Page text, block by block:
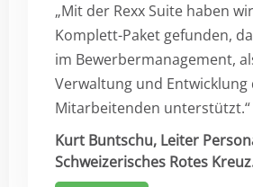
„Mit der Rexx Suite haben
Komplett-Paket gefunden,
im Bewerbermanagement,
Verwaltung und Entwicklung
Mitarbeitenden unterstützt.“
Kurt Buntschu, Leiter
Schweizerisches Rotes